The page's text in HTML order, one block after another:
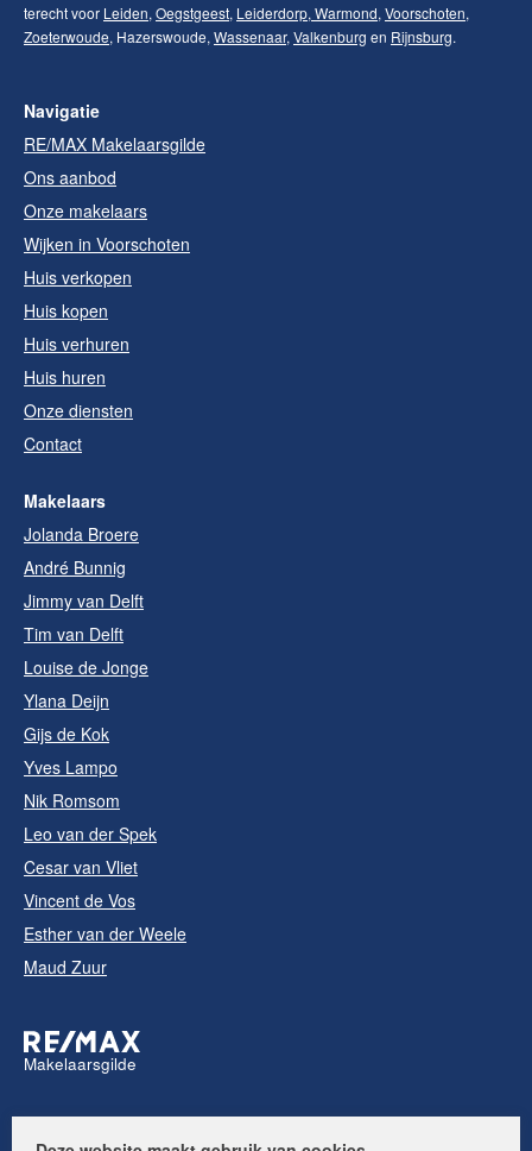
terecht voor Leiden, Oegstgeest, Leiderdorp, Warmond, Voorschoten,
Zoeterwoude, Hazerswoude, Wassenaar, Valkenburg en Rijnsburg.
Navigatie
RE/MAX Makelaarsgilde
Ons aanbod
Onze makelaars
Wijken in Voorschoten
Huis verkopen
Huis kopen
Huis verhuren
Huis huren
Onze diensten
Contact
Makelaars
Jolanda Broere
André Bunnig
Jimmy van Delft
Tim van Delft
Louise de Jonge
Ylana Deijn
Gijs de Kok
Yves Lampo
Nik Romsom
Leo van der Spek
Cesar van Vliet
Vincent de Vos
Esther van der Weele
Maud Zuur
Makelaarsgilde